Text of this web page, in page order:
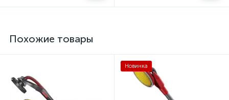
Похожие товары
Новинка